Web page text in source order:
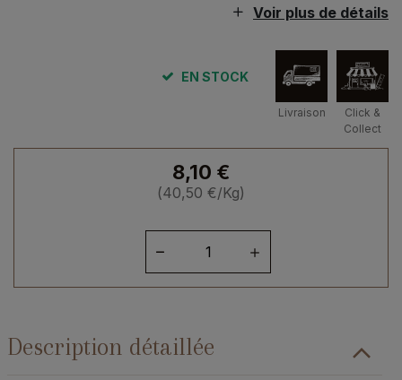
Voir plus de détails
EN STOCK
Livraison
Click &
Collect
8,10 €
(40,50 €/Kg)
Tripoux
pièces
Description détaillée